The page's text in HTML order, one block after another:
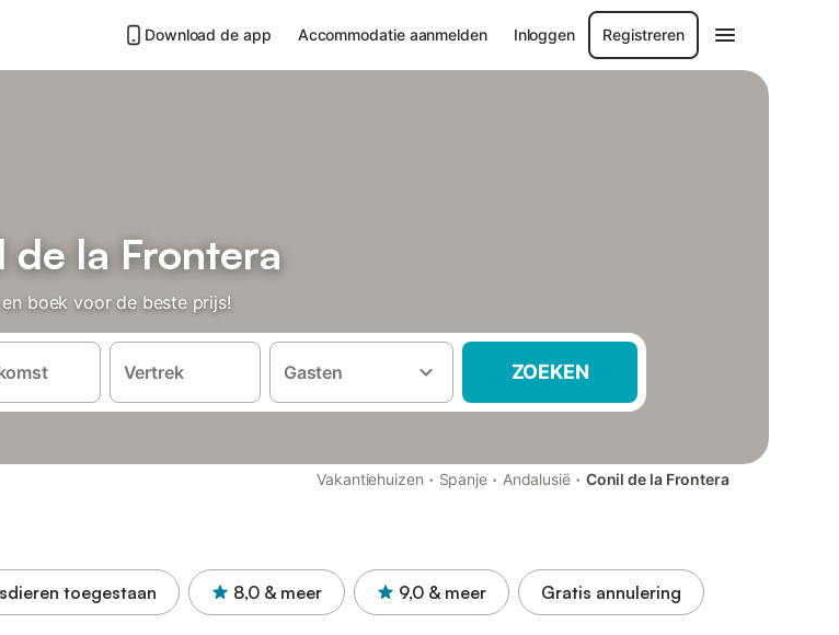
Download de app Accommodatie aanmelden Inloggen Registreren
de la Frontera
boek voor de beste prijs!
Vertrek Gasten ZOEKEN
Vakantiehuizen · Spanje · Andalusië · Conil de la Frontera
toegestaan 8,0 & meer 9,0 & meer Gratis annulering